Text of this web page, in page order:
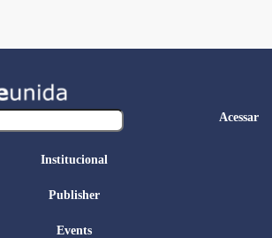
Acessar
Institucional
Publisher
Events